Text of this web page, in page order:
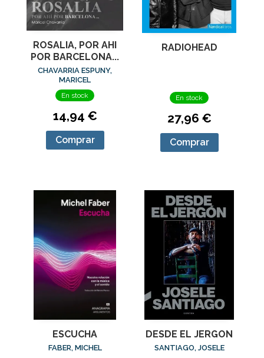
ROSALIA, POR AHI
POR BARCELONA...
CHAVARRIA ESPUNY,
MARICEL
En stock
14,94 €
Comprar
RADIOHEAD
En stock
27,96 €
Comprar
ESCUCHA
FABER, MICHEL
DESDE EL JERGON
SANTIAGO, JOSELE